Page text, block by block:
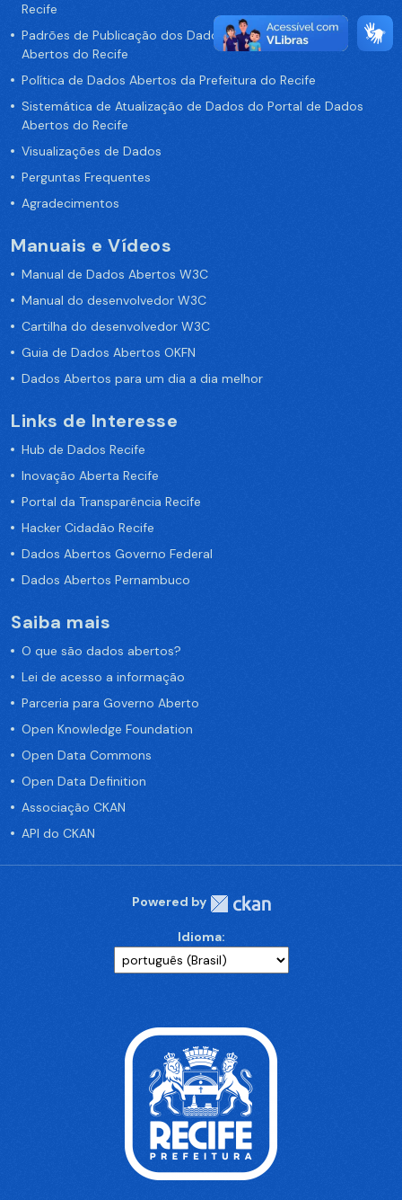
Recife
Padrões de Publicação dos Dados no Portal de Dados
Abertos do Recife
Política de Dados Abertos da Prefeitura do Recife
Sistemática de Atualização de Dados do Portal de Dados
Abertos do Recife
Visualizações de Dados
Perguntas Frequentes
Agradecimentos
Manuais e Vídeos
Manual de Dados Abertos W3C
Manual do desenvolvedor W3C
Cartilha do desenvolvedor W3C
Guia de Dados Abertos OKFN
Dados Abertos para um dia a dia melhor
Links de Interesse
Hub de Dados Recife
Inovação Aberta Recife
Portal da Transparência Recife
Hacker Cidadão Recife
Dados Abertos Governo Federal
Dados Abertos Pernambuco
Saiba mais
O que são dados abertos?
Lei de acesso a informação
Parceria para Governo Aberto
Open Knowledge Foundation
Open Data Commons
Open Data Definition
Associação CKAN
API do CKAN
Powered by
Idioma